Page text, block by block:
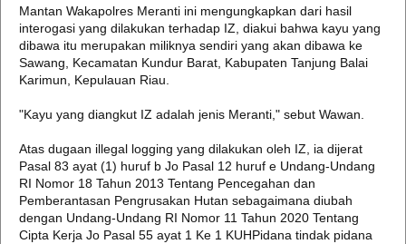
Mantan Wakapolres Meranti ini mengungkapkan dari hasil
interogasi yang dilakukan terhadap IZ, diakui bahwa kayu yang
dibawa itu merupakan miliknya sendiri yang akan dibawa ke
Sawang, Kecamatan Kundur Barat, Kabupaten Tanjung Balai
Karimun, Kepulauan Riau.
"Kayu yang diangkut IZ adalah jenis Meranti," sebut Wawan.
Atas dugaan illegal logging yang dilakukan oleh IZ, ia dijerat
Pasal 83 ayat (1) huruf b Jo Pasal 12 huruf e Undang-Undang
RI Nomor 18 Tahun 2013 Tentang Pencegahan dan
Pemberantasan Pengrusakan Hutan sebagaimana diubah
dengan Undang-Undang RI Nomor 11 Tahun 2020 Tentang
Cipta Kerja Jo Pasal 55 ayat 1 Ke 1 KUHPidana tindak pidana